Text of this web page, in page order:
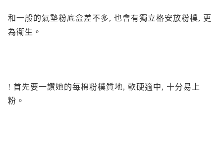
和一般的氣墊粉底盒差不多, 也會有獨立格安放粉樸, 更
為衞生。
! 首先要一讚她的每棉粉樸質地, 軟硬適中, 十分易上
粉。